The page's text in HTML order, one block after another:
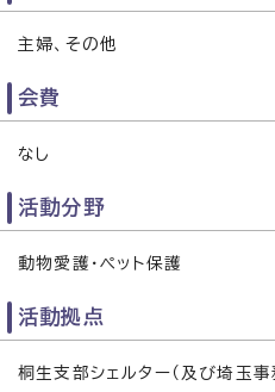
主婦、その他
会費
なし
活動分野
動物愛護・ペット保護
活動拠点
桐生支部シェルター（及び埼玉事